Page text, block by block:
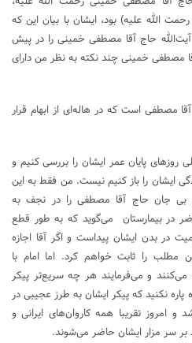
الله علیه) بود، ایشان با بیان این ‌که
حاج آقا مصطفی خمینی را در پیش
مصطفی خمینی چند نکته به نظر من دارای
مصطفی است که در هاله‌ای از ابهام قرار
روزهای پایان عمر ایشان را بررسی کنیم و
را باز کنیم نیست. من فقط به این
بی ‌جان حاج آقا مصطفی را در نجف به
در بیمارستان می‌گوید که به طور قطع
در بدن ایشان پیداست و اگر آقا اجازه
مطلب را ثابت خواهم کرد. اما امام با
می‌کنند و می‌فرمایند هر چه سریع‌تر پیکر
پاره نکنید که پیکر ایشان به طرز عجیبی در
امروز تقریبا همه کاروان‌های ایرانی و
سر مزار ایشان حاضر می‌شوند.